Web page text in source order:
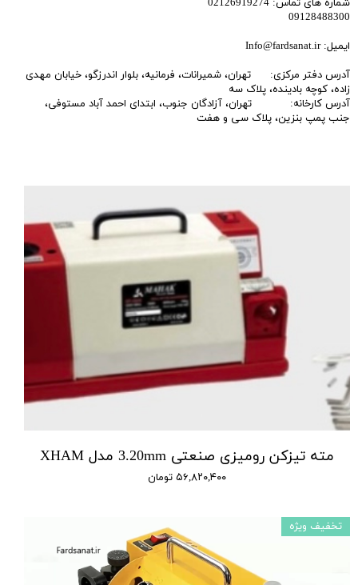
09128488300
ایمیل: Info@fardsanat.ir
آدرس دفتر مرکزی: تهران، شمیرانات، فرمانیه، بلوار اندرزگو، خیابان مهدی
زاده، کوچه بادینده، پلاک سه
آدرس کارخانه: تهران، آزادگان جنوب، ابتدای احمد آباد مستوفی،
جنب پمپ بنزین، پلاک سی و هفت
مته تیزکن رومیزی صنعتی 3.20mm مدل XHAM
۵۶,۸۲۰,۴۰۰ تومان
تخفیف ویژه